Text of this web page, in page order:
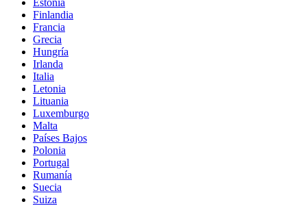
Finlandia
Francia
Grecia
Hungría
Irlanda
Italia
Letonia
Lituania
Luxemburgo
Malta
Países Bajos
Polonia
Portugal
Rumanía
Suecia
Suiza